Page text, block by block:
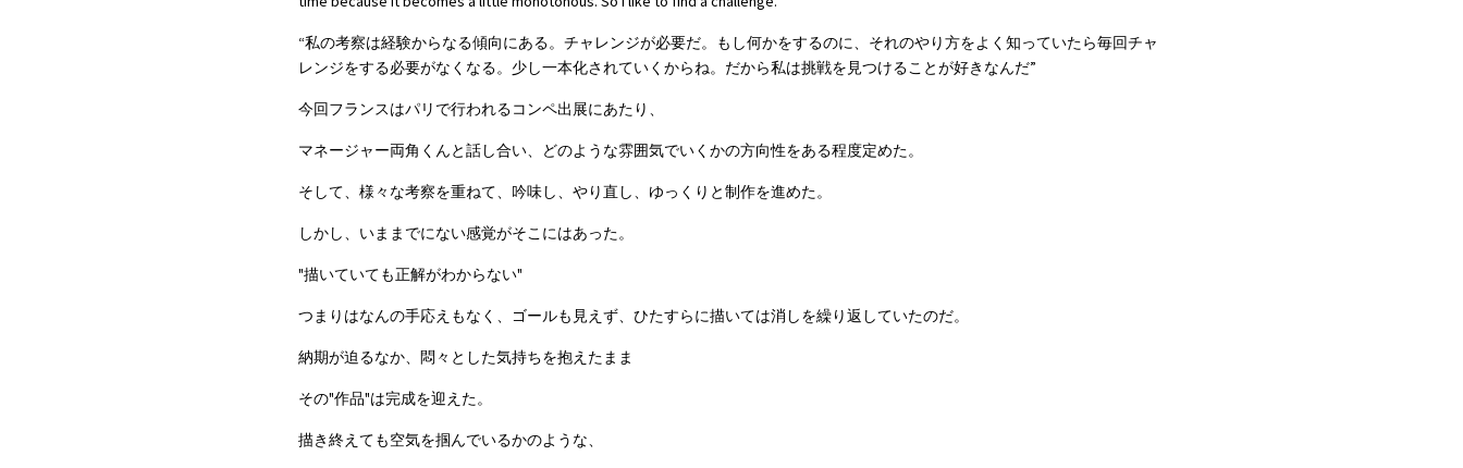
“私の考察は経験からなる傾向にある。チャレンジが必要だ。もし何かをするのに、それのやり方をよく知っていたら毎回チャ
レンジをする必要がなくなる。少し一本化されていくからね。だから私は挑戦を見つけることが好きなんだ”
今回フランスはパリで行われるコンペ出展にあたり、
マネージャー両角くんと話し合い、どのような雰囲気でいくかの方向性をある程度定めた。
そして、様々な考察を重ねて、吟味し、やり直し、ゆっくりと制作を進めた。
しかし、いままでにない感覚がそこにはあった。
"描いていても正解がわからない"
つまりはなんの手応えもなく、ゴールも見えず、ひたすらに描いては消しを繰り返していたのだ。
納期が迫るなか、悶々とした気持ちを抱えたまま
その"作品"は完成を迎えた。
描き終えても空気を掴んでいるかのような、